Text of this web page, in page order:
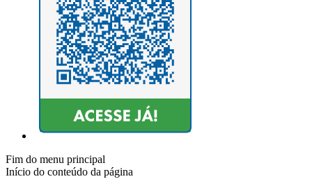
Fim do menu principal
Início do conteúdo da página